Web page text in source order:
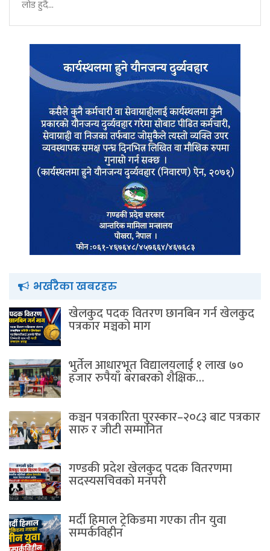
लोड हुदै...
भर्खरैका खबरहरु
खेलकुद पदक वितरण छानबिन गर्न खेलकुद
पत्रकार मञ्चकाे माग
भुर्तेल आधारभूत विद्यालयलाई १ लाख ७०
हजार रुपैयाँ बराबरको शैक्षिक…
कञ्चन पत्रकारिता पुरस्कार–२०८३ बाट पत्रकार
सारु र जीटी सम्मानित
गण्डकी प्रदेश खेलकुद पदक वितरणमा
सदस्यसचिवकाे मनपरी
मर्दी हिमाल ट्रेकिङमा गएका तीन युवा
सम्पर्कविहीन